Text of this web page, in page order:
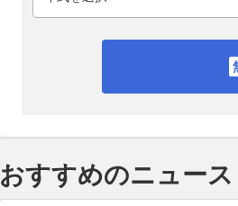
おすすめのニュース